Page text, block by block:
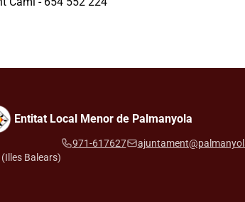
Entitat Local Menor de Palmanyola
Balears)
971-617627